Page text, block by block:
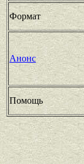
Формат
Анонс
Помощь